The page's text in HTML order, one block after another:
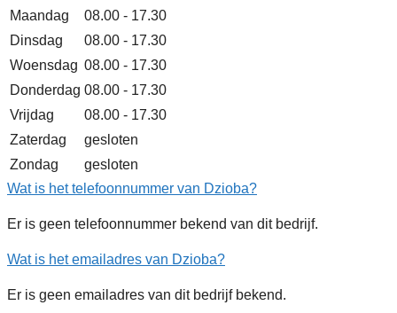
Maandag
08.00 - 17.30
Dinsdag
08.00 - 17.30
Woensdag 08.00 - 17.30
Donderdag 08.00 - 17.30
Vrijdag
08.00 - 17.30
Zaterdag
gesloten
Zondag
gesloten
Wat is het telefoonnummer van Dzioba?
Er is geen telefoonnummer bekend van dit bedrijf.
Wat is het emailadres van Dzioba?
Er is geen emailadres van dit bedrijf bekend.